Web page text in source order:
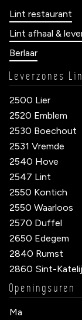
Lint restaurant
Lint afhaal &
Berlaar
Leverzones
2500 Lier
2520 Emblem
2530 Boechout
2531 Vremde
2540 Hove
2547 Lint
2550 Kontich
2550 Waarloos
2570 Duffel
2650 Edegem
2840 Rumst
2860 Sint-
Openingsuren
Ma